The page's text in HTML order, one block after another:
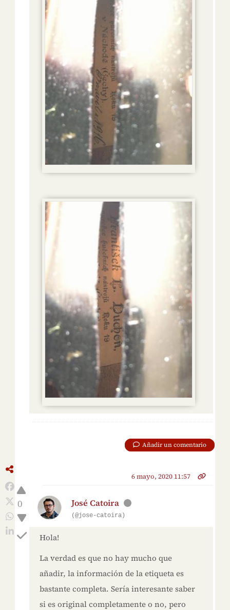
Añadir un comentario
0
6 mayo, 2020 11:57
José Catoira
(@jose-catoira)
Hola!
La verdad es que no hay mucho que
añadir, la información de la etiqueta es
bastante completa. Sería interesante saber
si es original completamente o no, pero